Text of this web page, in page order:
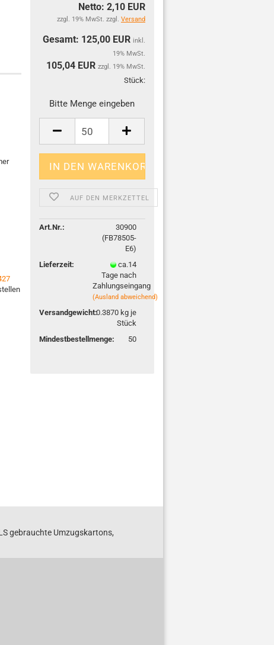
Netto: 2,10 EUR
zzgl. 19% MwSt. zzgl. Versand
Gesamt: 125,00 EUR inkl.
19% MwSt.
105,04EUR zzgl. 19% MwSt.
Stück:
Bitte Menge eingeben
AUF DEN MERKZETTEL
Art.Nr.:
30900
(FB78505-
E6)
Lieferzeit:
ca.14
Tage nach
Zahlungseingang
(Ausland abweichend)
Versandgewicht:0.3870kg je
Stück
Mindestbestellmenge:
50
gebrauchte Umzugskartons,